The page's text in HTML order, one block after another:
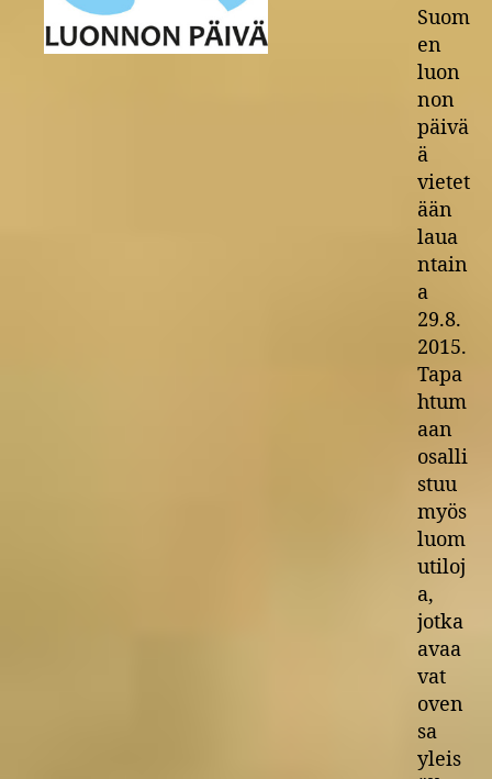
Suom
en
luon
non
päivä
ä
vietet
ään
laua
ntain
a
29.8.
2015.
Tapa
htum
aan
osalli
stuu
myös
luom
utiloj
a,
jotka
avaa
vat
oven
sa
yleis